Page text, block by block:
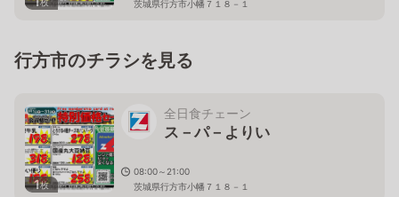
茨城県行方市小幡７１８－１
行方市のチラシを見る
1枚
全日食チェーン
ス－パ－よりい
08:00～21:00
茨城県行方市小幡７１８－１